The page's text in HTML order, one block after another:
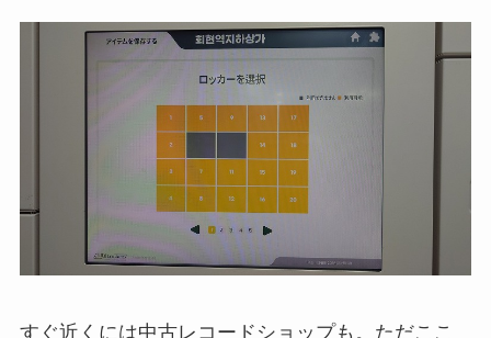
すぐ近くには中古レコードショップも。ただここ